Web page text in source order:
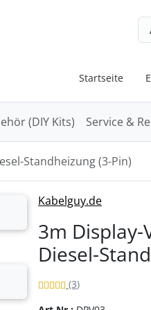
Springe zum Button für
Startseite
(DIY Kits) Service &
Standheizung (3-Pin)
Kabelguy.de
3m
Diesel-
Bewertung: 5 von 5
(3Bewertungen
)
um zwischen den